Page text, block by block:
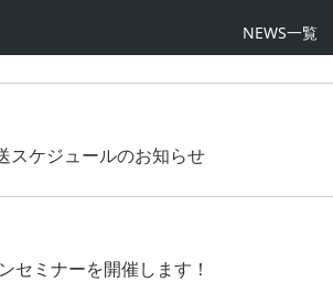
NEWS一覧
スケジュールのお知らせ
セミナーを開催します！